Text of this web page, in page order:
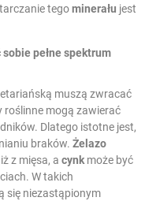
tegominerału jest
pełne spektrum
muszą zwracać
roślinne mogą zawierać
Dlatego istotne jest,
braków. Żelazo
z mięsa, a cynkmoże być
W takich
się niezastąpionym